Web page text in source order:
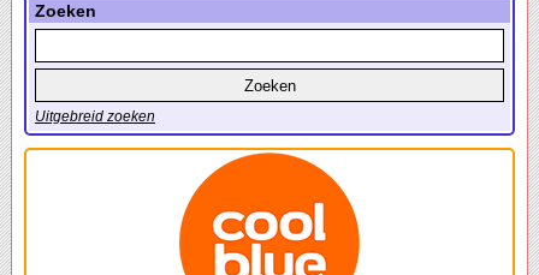
Zoeken
Uitgebreid zoeken